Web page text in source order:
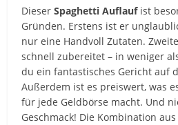
DieserSpaghetti Auflaufist
Gründen. Erstens ist er
nur eine Handvoll Zutaten.
schnell zubereitet – in weniger
du ein fantastisches Gericht auf
Außerdem ist es preiswert, was
für jede Geldbörse macht. Und
Geschmack! Die Kombination